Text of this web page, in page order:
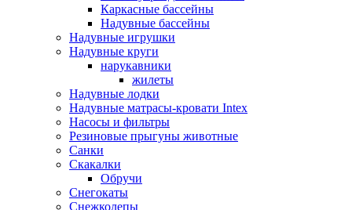
Каркасные бассейны
Надувные бассейны
Надувные игрушки
Надувные круги
нарукавники
жилеты
Надувные лодки
Надувные матрасы-кровати Intex
Насосы и фильтры
Резиновые прыгуны животные
Санки
Скакалки
Обручи
Снегокаты
Снежколепы